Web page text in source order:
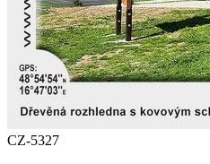
CZ-5327